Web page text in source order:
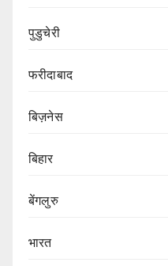
पुडुचेरी
फरीदाबाद
बिज़नेस
बिहार
बेंगलुरु
भारत